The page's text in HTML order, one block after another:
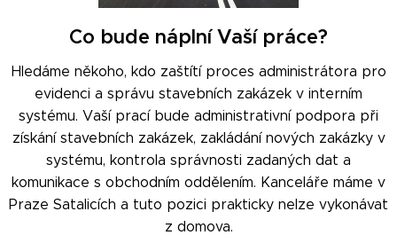
Co bude náplní Vaší práce?
Hledáme někoho, kdo zaštítí proces administrátora pro
evidenci a správu stavebních zakázek v interním
systému. Vaší prací bude administrativní podpora při
získání stavebních zakázek, zakládání nových zakázky v
systému, kontrola správnosti zadaných dat a
komunikace s obchodním oddělením. Kanceláře máme v
Praze Satalicích a tuto pozici prakticky nelze vykonávat
z domova.